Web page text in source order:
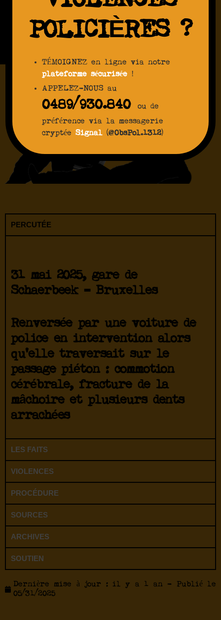
PERCUTÉE
31 mai 2025, gare de
Schaerbeek – Bruxelles
Renversée par une voiture de
police en intervention alors
qu’elle traversait sur le
passage piéton : commotion
cérébrale, fracture de la
mâchoireet plusieurs dents
arrachées
LES FAITS
VIOLENCES
PROCÉDURE
SOURCES
ARCHIVES
SOUTIEN
Dernière mise à jour : il y a 1 an - Publié le
05/31/2025
POLICIÈRES ?
TÉMOIGNEZ en ligne via notre
plateforme sécurisée !
APPELEZ-NOUS au
0489/930.840ou de
préférence via la messagerie
cryptéeSignal (@ObsPol.1312)